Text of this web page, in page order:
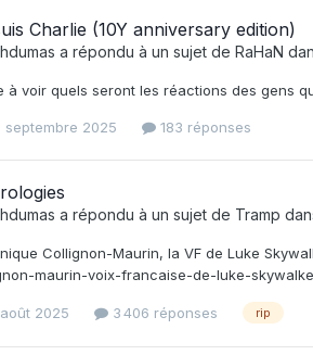
Charlie (10Y anniversary edition)
a répondu à un sujet de RaHaN
à voir quels seront les réactions des gens
septembre 2025 183 réponses
a répondu à un sujet de Tramp
Collignon-Maurin, la VF de Luke
maurin-voix-francaise-de-luke-
2025 3 406 réponses rip